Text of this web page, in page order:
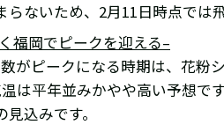
らないため、2月11日時点では
福岡でピークを迎える–
がピークになる時期は、花粉
は平年並みかやや高い予想
込みです。